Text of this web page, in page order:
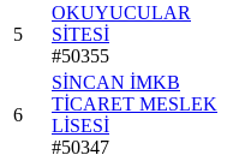
5
OKUYUCULAR
SİTESİ
#50355
6
SİNCAN İMKB
TİCARET MESLEK
LİSESİ
#50347